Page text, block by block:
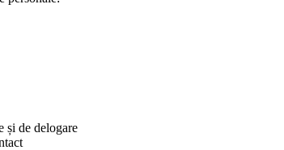
și de delogare